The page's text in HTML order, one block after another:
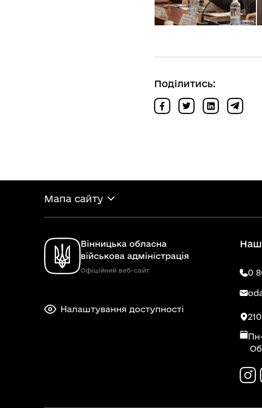
Поділитись:
Мапа сайту
Вінницька обласна
військова адміністрація
Офіційний веб-сайт
Налаштування доступності
0